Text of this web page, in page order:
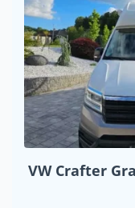
VW Crafter